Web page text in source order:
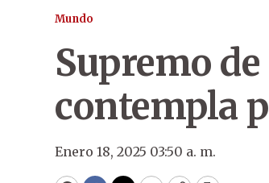
Mundo
Supremo
contempla
Enero 18, 2025 03:50 a. m.